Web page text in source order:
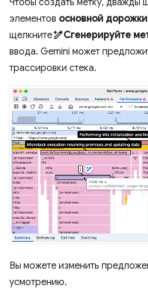
Чтобы создать метку, дважды
элементов основной дорожки
щелкните
Сгенерируйте
ввода. Gemini может
трассировки стека.
Вы можете изменить
усмотрению.